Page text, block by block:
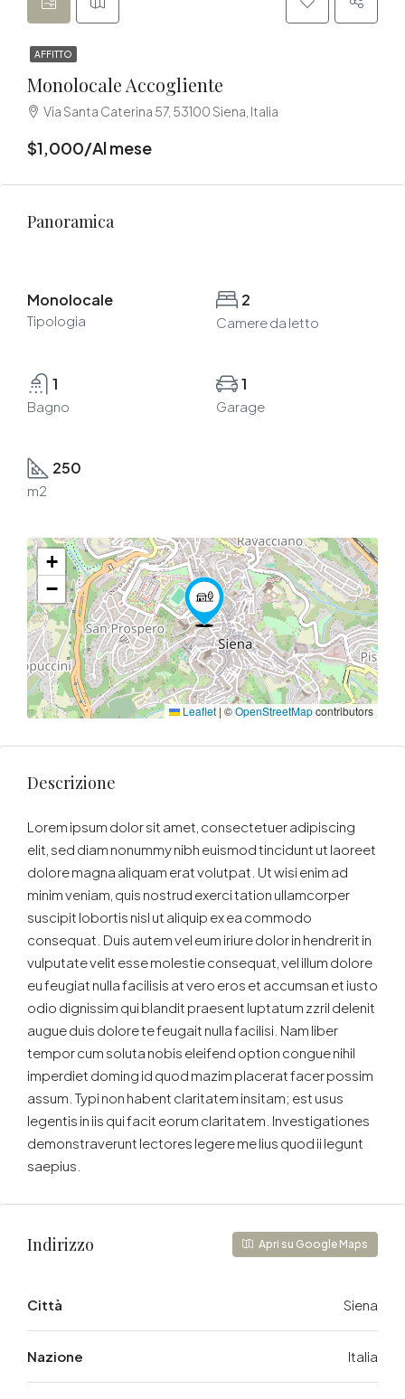
AFFITTO
Monolocale Accogliente
Via Santa Caterina 57, 53100 Siena, Italia
$1,000/Al mese
Panoramica
Monolocale
Tipologia
2
Camere da letto
1
Bagno
1
Garage
250
m2
+
−
Leaflet | ©OpenStreetMapcontributors
Descrizione
Lorem ipsum dolor sit amet, consectetuer adipiscing
elit, sed diam nonummy nibh euismod tincidunt ut laoreet
dolore magna aliquam erat volutpat. Ut wisi enim ad
minim veniam, quis nostrud exerci tation ullamcorper
suscipit lobortis nisl ut aliquip ex ea commodo
consequat. Duis autem vel eum iriure dolor in hendrerit in
vulputate velit esse molestie consequat, vel illum dolore
eu feugiat nulla facilisis at vero eros et accumsan et iusto
odio dignissim qui blandit praesent luptatum zzril delenit
augue duis dolore te feugait nulla facilisi. Nam liber
tempor cum soluta nobis eleifend option congue nihil
imperdiet doming id quod mazim placerat facer possim
assum. Typi non habent claritatem insitam; est usus
legentis in iis qui facit eorum claritatem. Investigationes
demonstraverunt lectores legere me lius quod ii legunt
saepius.
Indirizzo Apri su Google Maps
Città Siena
Nazione Italia